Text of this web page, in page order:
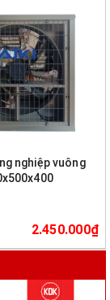
nghiệp vuông
2.450.000₫